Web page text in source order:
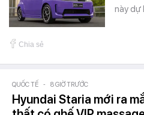
này
Chia sẻ
QUỐC TẾ - 8 GIỜ TRƯỚC
Hyundai Staria mới ra